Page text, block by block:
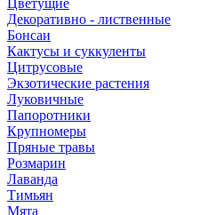
Цветущие
Декоративно - лиственные
Бонсаи
Кактусы и суккуленты
Цитрусовые
Экзотические растения
Луковичные
Папоротники
Крупномеры
Пряные травы
Розмарин
Лаванда
Тимьян
Мята